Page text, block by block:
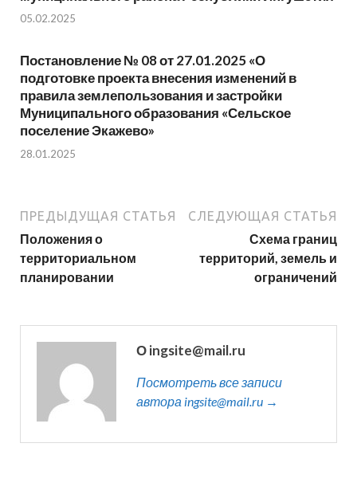
05.02.2025
Постановление № 08 от 27.01.2025 «О
подготовке проекта внесения изменений в
правила землепользования и застройки
Муниципального образования «Сельское
поселение Экажево»
28.01.2025
ПРЕДЫДУЩАЯ СТАТЬЯ
Положения о
территориальном
планировании
СЛЕДУЮЩАЯ СТАТЬЯ
Схема границ
территорий, земель и
ограничений
О ingsite@mail.ru
Посмотреть все записи
автора ingsite@mail.ru →